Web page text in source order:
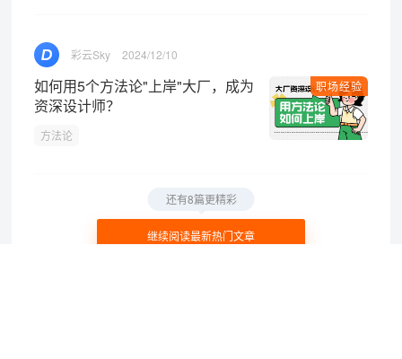
彩云Sky 2024/12/10
职场经验
如何用5个方法论"上岸"大厂，成为
资深设计师？
方法论
继续阅读最新热门文章
还有8篇更精彩